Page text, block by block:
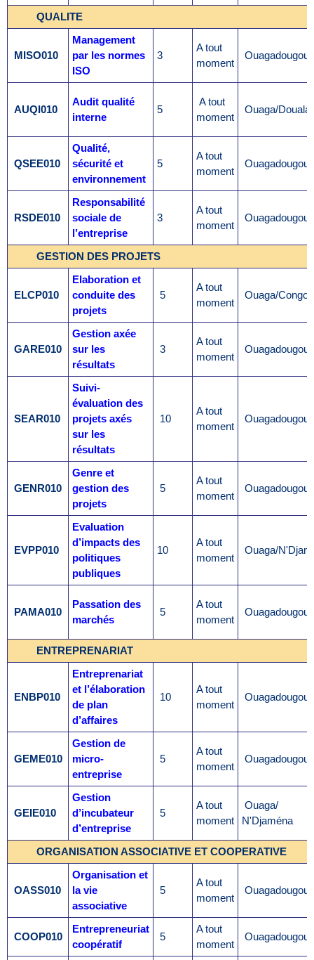
QUALITE
MISO010
Management
par les normes
ISO
3
A tout
moment
Ouagadougou
AUQI010
Audit qualité
interne
5
A tout
moment
Ouaga/Douala
QSEE010
Qualité,
sécurité et
environnement
5
A tout
moment
Ouagadougou
RSDE010
Responsabilité
sociale de
l’entreprise
3
A tout
moment
Ouagadougou
GESTION DES PROJETS
ELCP010
Elaboration et
conduite des
projets
5
A tout
moment
Ouaga/Congo
GARE010
Gestion axée
sur les
résultats
3
A tout
moment
Ouagadougou
SEAR010
Suivi-
évaluation des
projets axés
sur les
résultats
10
A tout
moment
Ouagadougou
GENR010
Genre et
gestion des
projets
5
A tout
moment
Ouagadougou
EVPP010
Evaluation
d’impacts des
politiques
publiques
10
A tout
moment
Ouaga/
PAMA010
Passation des
marchés
5
A tout
moment
Ouagadougou
ENTREPRENARIAT
ENBP010
Entreprenariat
et l’élaboration
de plan
d’affaires
10
A tout
moment
Ouagadougou
GEME010
Gestion de
micro-
entreprise
5
A tout
moment
Ouagadougou
GEIE010
Gestion
d’incubateur
d’entreprise
5
A tout
moment
Ouaga/
N'Djaména
ORGANISATION ASSOCIATIVE ET COOPERATIVE
OASS010
Organisation et
la vie
associative
5
A tout
moment
Ouagadougou
COOP010
Entrepreneuriat
coopératif
5
A tout
moment
Ouagadougou